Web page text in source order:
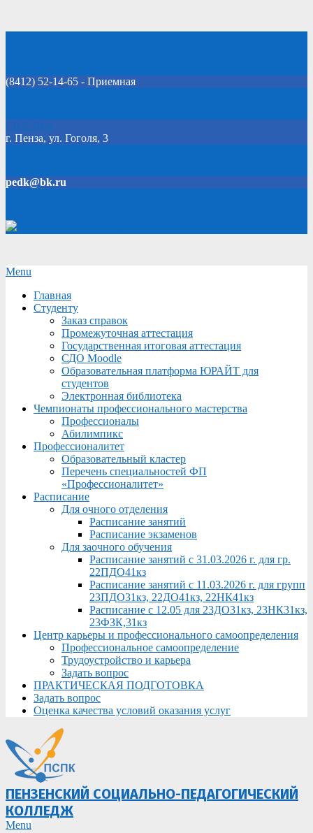
(8412) 52-14-65 - Приемная
Click Here
г. Пенза, ул. Гоголя, 3
pedk@bk.ru
Secondary
Menu
Menu
Главная
Студенту
Заказ справок
Промежуточная аттестация
Государственная итоговая аттестация
СДО Moodle
Образовательная платформа ЮРАЙТ для
студентов
Электронная библиотека
Чемпионаты профессионального мастерства
Профессионалы
Абилимпикс
Профессионалитет
Образовательный кластер
Перечень специальностей ФП
«Профессионалитет»
Расписание
Для очного отделения
Расписание занятий
Расписание экзаменов
Для заочного обучения
Расписание занятий с 31.03.2026 г. для гр.
22ПДО41кз
Расписание занятий с 11.03.2026 г. для групп
23ПДО31кз, 22ДО41кз, 22НК41кз
Расписание с 12.05 для 23ДО31кз, 23НК31кз,
23ФЗК,31кз
Центр карьеры и профессионального самоопределения
Профессиональное самоопределение
Трудоустройство и карьера
Задать вопрос
ПРАКТИЧЕСКАЯ ПОДГОТОВКА
Задать вопрос
Оценка качества условий оказания услуг
ПЕНЗЕНСКИЙ СОЦИАЛЬНО-ПЕДАГОГИЧЕСКИЙ
КОЛЛЕДЖ
Primary
Menu